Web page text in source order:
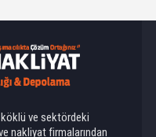
ve sektördeki
nakliyat firmalarından